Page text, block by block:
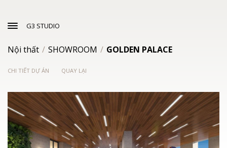
G3 STUDIO
Nội thất / SHOWROOM / GOLDEN PALACE
CHI TIẾT DỰ ÁN QUAY LẠI